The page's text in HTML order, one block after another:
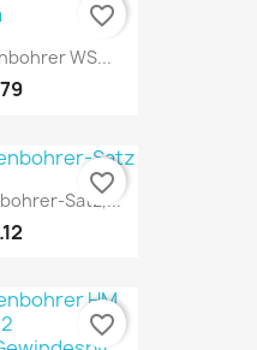
WS...
favorite_border
Satz,...
favorite_border
favorite_border